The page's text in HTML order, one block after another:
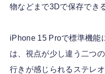
物などまで3Dで保存でき
iPhone 15 Proで標準機能
は、視点が少し違う二つ
行きが感じられるステレ